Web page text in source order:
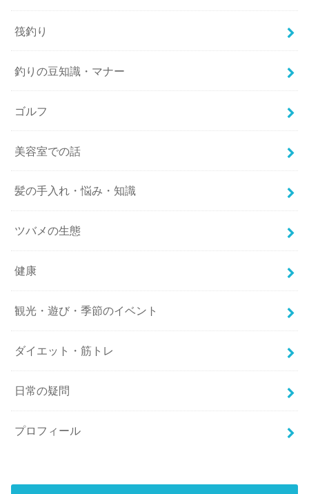
筏釣り
釣りの豆知識・マナー
ゴルフ
美容室での話
髪の手入れ・悩み・知識
ツバメの生態
健康
観光・遊び・季節のイベント
ダイエット・筋トレ
日常の疑問
プロフィール